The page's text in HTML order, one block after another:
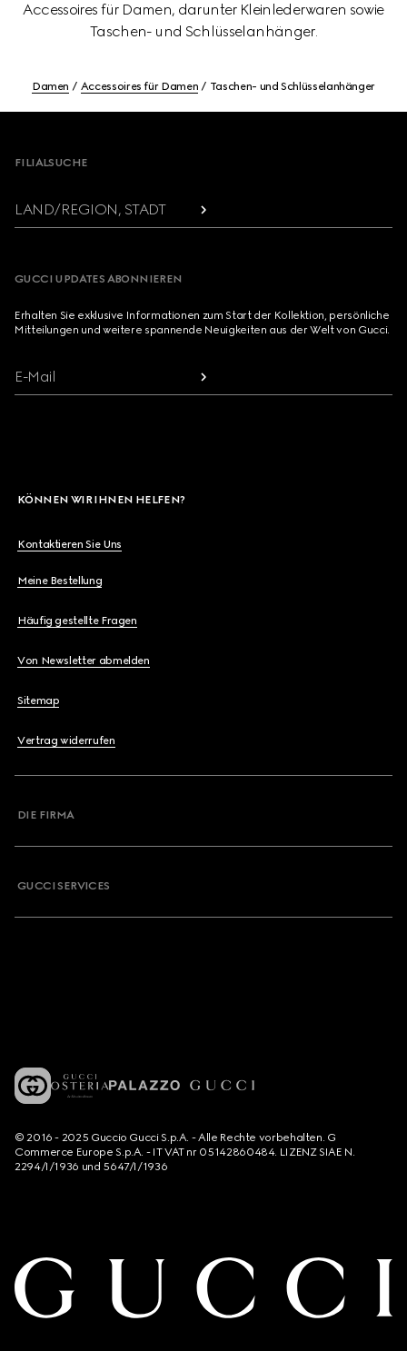
Accessoires für Damen, darunter Kleinlederwaren sowie
Taschen- und Schlüsselanhänger.
Damen Accessoires für Damen Taschen- und Schlüsselanhänger
FILIALSUCHE
LAND/REGION, STADT
GUCCI UPDATES ABONNIEREN
Erhalten Sie exklusive Informationen zum Start der Kollektion, persönliche
Mitteilungen und weitere spannende Neuigkeiten aus der Welt von Gucci.
E-Mail
KÖNNEN WIR IHNEN HELFEN?
Kontaktieren Sie Uns
Meine Bestellung
Häufig gestellte Fragen
Von Newsletter abmelden
Sitemap
Vertrag widerrufen
DIE FIRMA
GUCCI SERVICES
© 2016 - 2025 Guccio Gucci S.p.A. - Alle Rechte vorbehalten. G
Commerce Europe S.p.A. - IT VAT nr 05142860484. LIZENZ SIAE N.
2294/I/1936 und 5647/I/1936